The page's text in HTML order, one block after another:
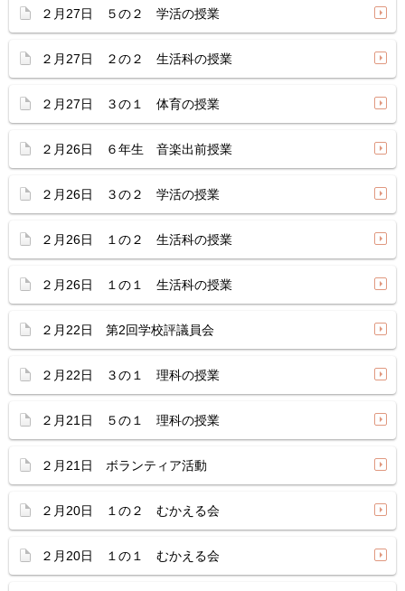
２月27日 ５の２ 学活の授業
２月27日 ２の２ 生活科の授業
２月27日 ３の１ 体育の授業
２月26日 ６年生 音楽出前授業
２月26日 ３の２ 学活の授業
２月26日 １の２ 生活科の授業
２月26日 １の１ 生活科の授業
２月22日 第2回学校評議員会
２月22日 ３の１ 理科の授業
２月21日 ５の１ 理科の授業
２月21日 ボランティア活動
２月20日 １の２ むかえる会
２月20日 １の１ むかえる会